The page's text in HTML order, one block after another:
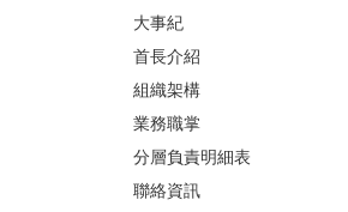
大事紀
首長介紹
組織架構
業務職掌
分層負責明細表
聯絡資訊